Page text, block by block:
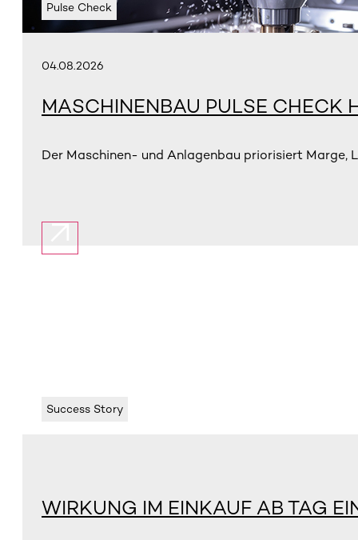
Pulse Check
04.08.2026
MASCHINENBAU PULSE CHECK
Der Maschinen- und Anlagenbau priorisiert Marge,
Success Story
WIRKUNG IM EINKAUF AB TAG